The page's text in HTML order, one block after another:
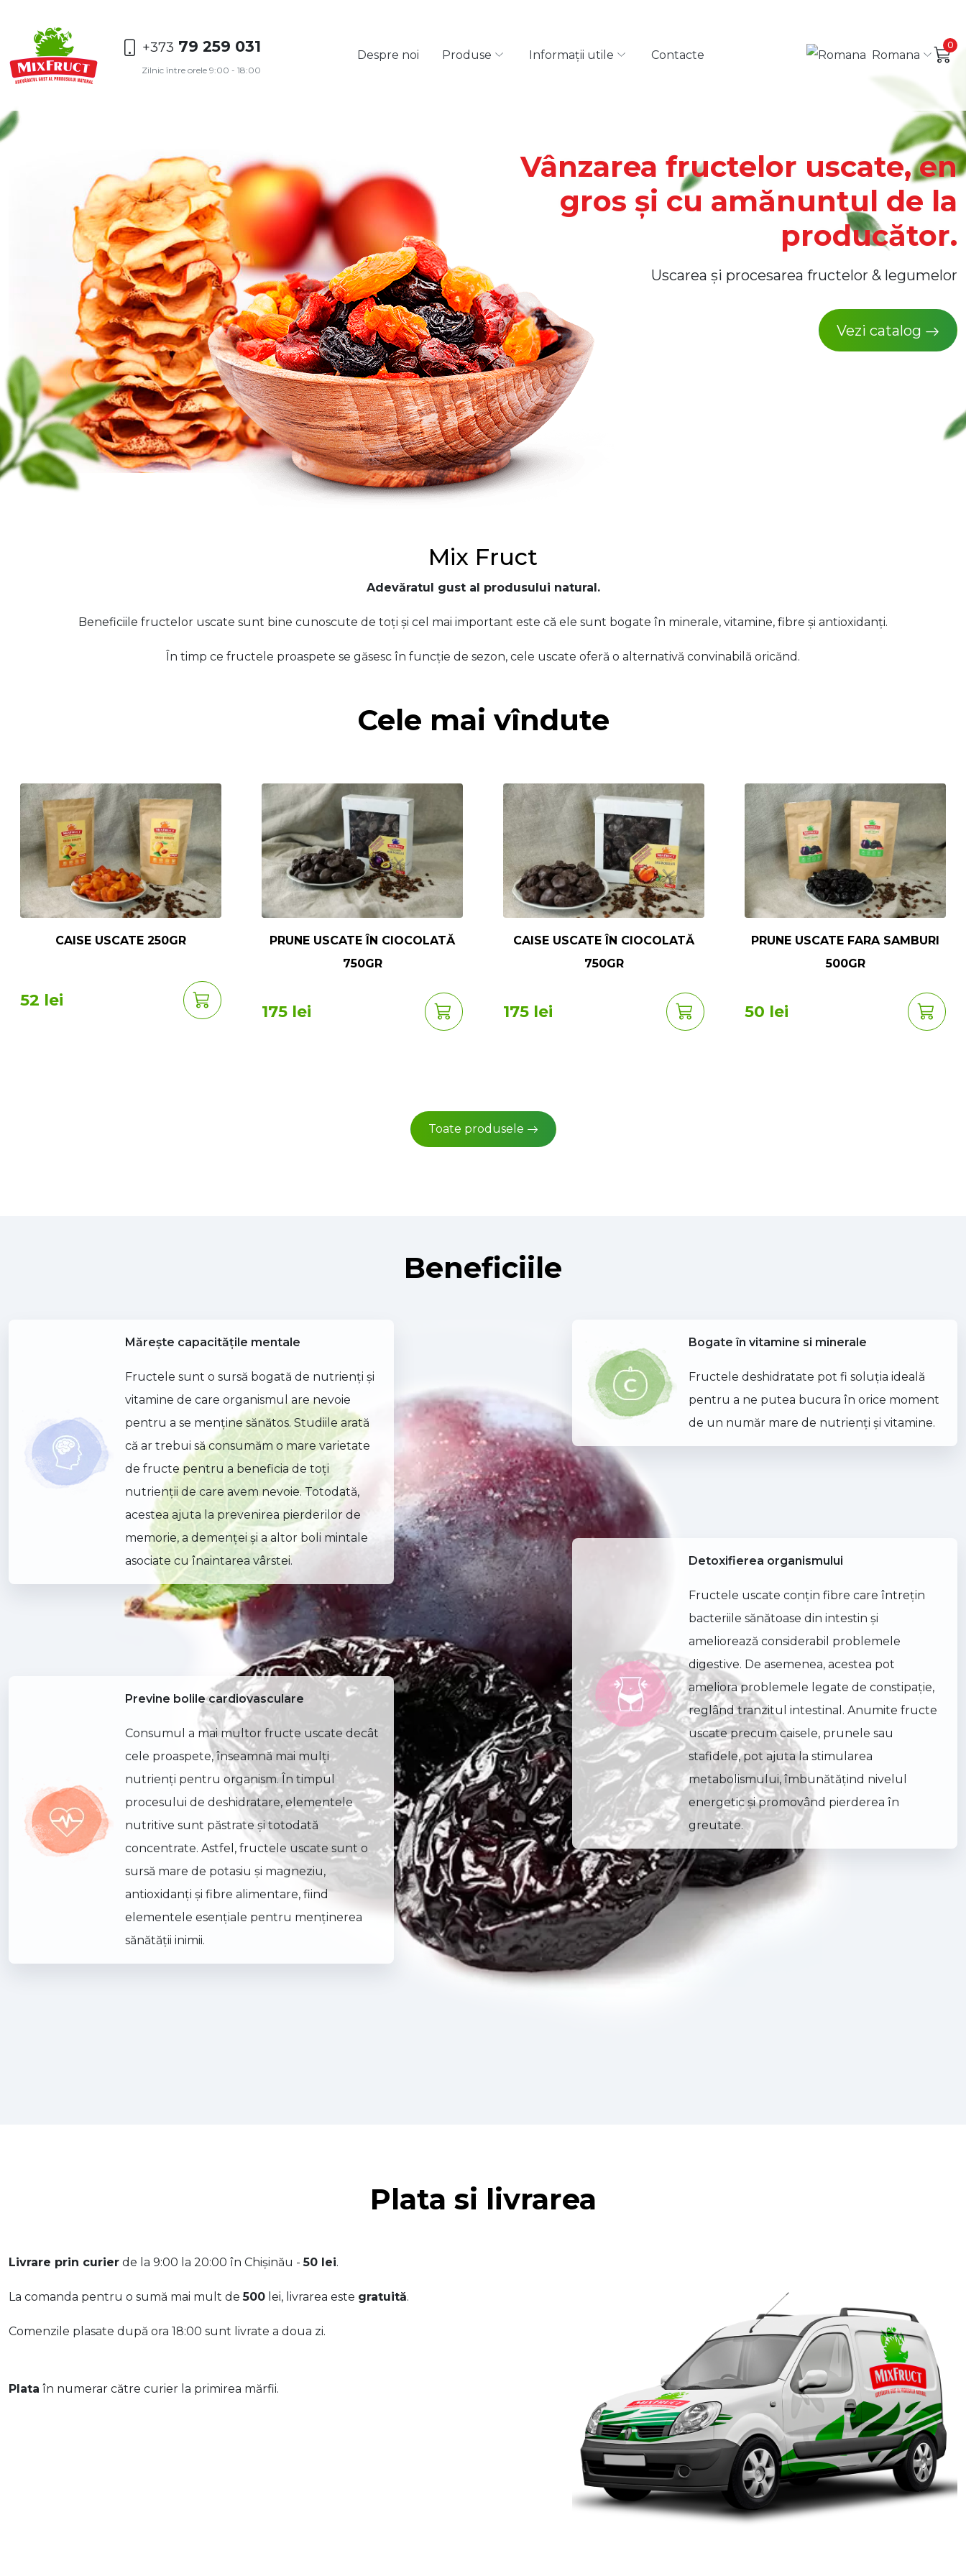
+373 79 259 031
Zilnic între orele 9:00 - 18:00
Despre noi Produse Informații utile Contacte Romana
0
Vânzarea fructelor uscate, en
gros și cu amănuntul de la
producător.
Uscarea și procesarea fructelor & legumelor
Vezi catalog
Mix Fruct
Adevăratul gust al produsului natural.
Beneficiile fructelor uscate sunt bine cunoscute de toți și cel mai important este că ele sunt bogate în minerale, vitamine, fibre și antioxidanți.
În timp ce fructele proaspete se găsesc în funcție de sezon, cele uscate oferă o alternativă convinabilă oricănd.
Cele mai vîndute
CAISE USCATE 250GR
52 lei
PRUNE USCATE ÎN CIOCOLATĂ
750GR
175 lei
CAISE USCATE ÎN CIOCOLATĂ
750GR
175 lei
PRUNE USCATE FARA SAMBURI
500GR
50 lei
Toate produsele
Beneficiile
Mărește capacitățile mentale
Fructele sunt o sursă bogată de nutrienţi şi
vitamine de care organismul are nevoie
pentru a se menţine sănătos. Studiile arată
că ar trebui să consumăm o mare varietate
de fructe pentru a beneficia de toţi
nutrienţii de care avem nevoie. Totodată,
acestea ajuta la prevenirea pierderilor de
memorie, a demenţei şi a altor boli mintale
asociate cu înaintarea vârstei.
Previne bolile cardiovasculare
Consumul a mai multor fructe uscate decât
cele proaspete, înseamnă mai mulţi
nutrienţi pentru organism. În timpul
procesului de deshidratare, elementele
nutritive sunt păstrate şi totodată
concentrate. Astfel, fructele uscate sunt o
sursă mare de potasiu şi magneziu,
antioxidanţi şi fibre alimentare, fiind
elementele esenţiale pentru menţinerea
sănătăţii inimii.
Bogate în vitamine si minerale
Fructele deshidratate pot fi soluţia ideală
pentru a ne putea bucura în orice moment
de un număr mare de nutrienţi şi vitamine.
Detoxifierea organismului
Fructele uscate conţin fibre care întreţin
bacteriile sănătoase din intestin şi
ameliorează considerabil problemele
digestive. De asemenea, acestea pot
ameliora problemele legate de constipaţie,
reglând tranzitul intestinal. Anumite fructe
uscate precum caisele, prunele sau
stafidele, pot ajuta la stimularea
metabolismului, îmbunătăţind nivelul
energetic şi promovând pierderea în
greutate.
Plata si livrarea
Livrare prin curier de la 9:00 la 20:00 în Chișinău -50 lei.
La comanda pentru o sumă mai mult de500 lei, livrarea este gratuită.
Comenzile plasate după ora 18:00 sunt livrate a doua zi.
Plata în numerar către curier la primirea mărfii.